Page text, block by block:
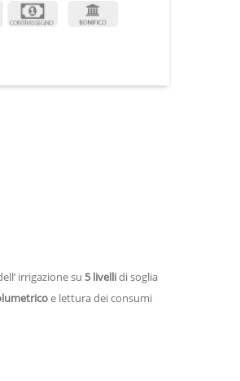
irrigazione su 5 livellidi soglia
e lettura dei consumi